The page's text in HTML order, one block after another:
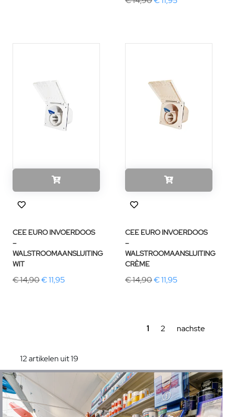
CEE EURO INVOERDOOS
–
WALSTROOMAANSLUITING
WIT
€ 14,90€ 11,95
CEE EURO INVOERDOOS
–
WALSTROOMAANSLUITING
CRÈME
€ 14,90€ 11,95
1 2 nachste
12 artikelen uit 19